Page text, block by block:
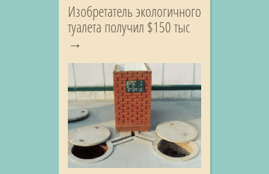
Изобретатель экологичного
туалета получил $150 тыс